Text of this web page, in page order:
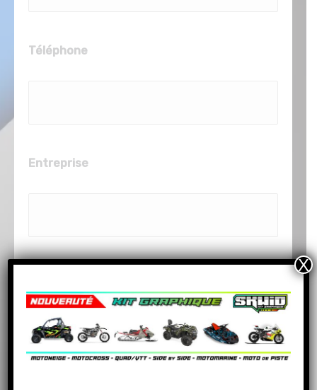
Téléphone
Entreprise
X